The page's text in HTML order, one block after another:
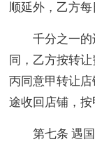
顺延外，乙方
千分之一的
同，乙方按转
丙同意甲转让
途收回店铺，按
第七条 遇国